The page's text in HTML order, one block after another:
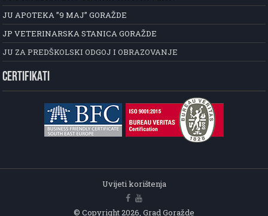
JU APOTEKA ”9 MAJ” GORAŽDE
JP VETERINARSKA STANICA GORAŽDE
JU ZA PREDŠKOLSKI ODGOJ I OBRAZOVANJE
CERTIFIKATI
Uvijeti korištenja
© Copyright 2026, Grad Goražde